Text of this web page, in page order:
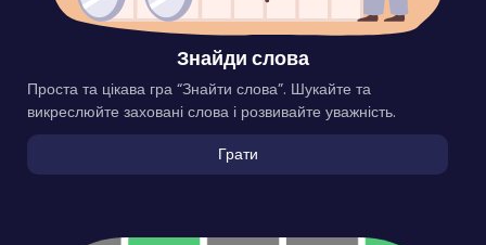
Знайди слова
Проста та цікава гра “Знайти слова”. Шукайте та
викреслюйте заховані слова і розвивайте уважність.
Грати